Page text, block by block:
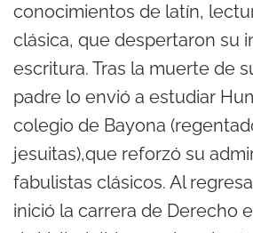
conocimientos de latín,
clásica, que despertaron su
escritura. Tras la muerte de
padre lo envió a estudiar
colegio de Bayona
jesuitas),que reforzó su
fabulistas clásicos. Al
inició la carrera de Derecho